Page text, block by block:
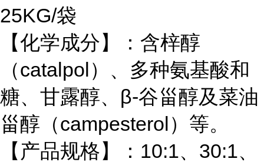
25KG/袋
【化学成分】：含梓醇
（catalpol）、多种氨基酸和
糖、甘露醇、β-谷甾醇及菜油
甾醇（campesterol）等。
【产品规格】： 10:1、30:1、